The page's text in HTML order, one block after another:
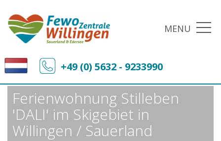
MENU
+49 (0) 5632 - 9233990
Fewo-Zentrale Willingen
Sonderangebote
Ferienwohnung Stilleben 'DALI' im Skigebiet in Willingen / Sauerland
Ferienwohnung Stilleben
'DALI' im Skigebiet in
Willingen / Sauerland